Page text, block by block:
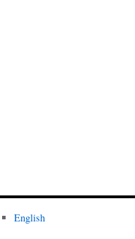
English